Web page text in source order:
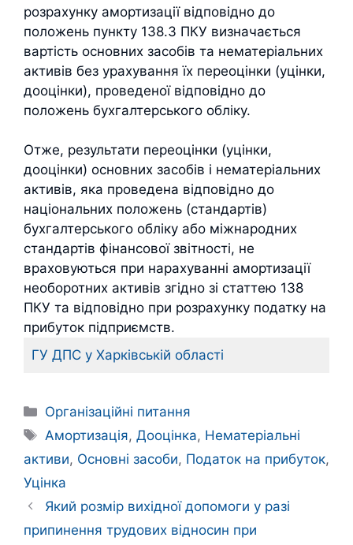
розрахунку амортизації відповідно до
положень пункту 138.3 ПКУ визначається
вартість основних засобів та нематеріальних
активів без урахування їх переоцінки (уцінки,
дооцінки), проведеної відповідно до
положень бухгалтерського обліку.
Отже, результати переоцінки (уцінки,
дооцінки) основних засобів і нематеріальних
активів, яка проведена відповідно до
національних положень (стандартів)
бухгалтерського обліку або міжнародних
стандартів фінансової звітності, не
враховуються при нарахуванні амортизації
необоротних активів згідно зі статтею 138
ПКУ та відповідно при розрахунку податку на
прибуток підприємств.
ГУ ДПС у Харківській області
Категорії
Організаційні питання
Позначки
Амортизація,Дооцінка, Нематеріальні
активи, Основні засоби, Податок на прибуток,
Уцінка
Який розмір вихідної допомоги у разі
припинення трудових відносин при